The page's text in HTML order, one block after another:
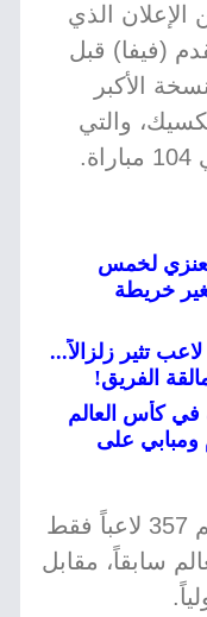
الذي
(فيفا) قبل
الأكبر
والتي
لخمس
خريطة
صادم: قائمة ليفربول لأفضل 100 لاعب تثير زلزالاً...
الفريق!
في كأس العالم
ومبابي على
وتضم القوائم 1248 لاعباً، منهم 357 لاعباً فقط
سابقاً، مقابل